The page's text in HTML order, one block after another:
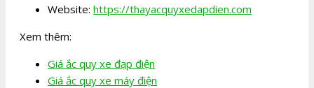
Website: https://thayacquyxedapdien.com
Xem thêm:
Giá ắc quy xe đạp điện
Giá ắc quy xe máy điện